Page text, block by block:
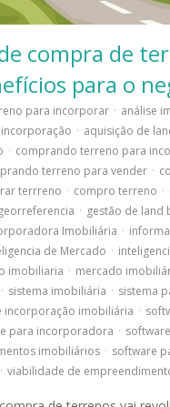
compra de
para o
para incorporar · análise
· aquisição de
· comprando terreno para
terreno para vender ·
terrreno · compro terreno ·
georreferencia · gestão de land
Imobiliária ·
de Mercado ·
imobiliaria · mercado
· sistema imobiliária · sistema
incorporação imobiliária ·
para incorporadora ·
imobiliários · software
· viabilidade de